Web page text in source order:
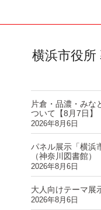
横浜市役所
片倉・品濃・みな
ついて【8月7日】
2026年8月6日
パネル展示「横浜
（神奈川図書館）
2026年8月6日
大人向けテーマ展
2026年8月6日